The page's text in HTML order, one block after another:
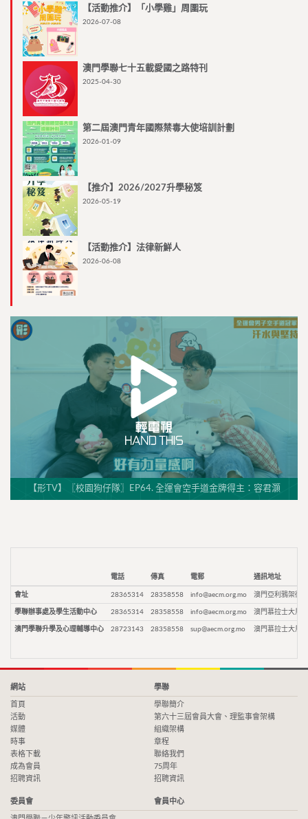
【活動推介】「小學雞」周圍玩
2026-07-08
澳門學聯七十五載愛國之路特刊
2025-04-30
第二屆澳門青年國際禁毒大使培訓計劃
2026-01-09
【推介】2026/2027升學秘笈
2026-05-19
【活動推介】法律新鮮人
2026-06-08
【形TV】〖校園狗仔隊〗EP64. 全運會空手道金牌得主：容君灝
電話 傳真 電郵 通訊地址
會址 28365314 28358558 info@aecm.org.mo 澳門亞利鴉架街9
學聯辦事處及學生活動中心 28365314 28358558 info@aecm.org.mo 澳門慕拉士大馬
澳門學聯升學及心理輔導中心 28723143 28358558 sup@aecm.org.mo 澳門慕拉士大馬
網站
首頁
活動
媒體
時事
表格下載
成為會員
招聘資訊
學聯
學聯簡介
第六十三屆會員大會、理監事會架構
組織架構
章程
聯絡我們
75周年
招聘資訊
委員會 會員中心